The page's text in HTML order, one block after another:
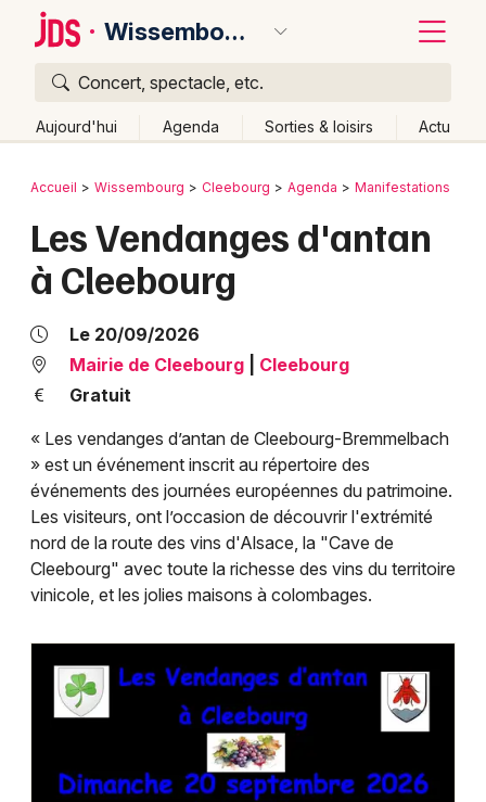
Wissembourg
Concert, spectacle, etc.
Aujourd'hui Agenda Sorties & loisirs Actu
Publier un événement
Grands événements
Activité & Expérience
Foires & salons
Spectacles
Concerts
Soirées
Expos
Bordeaux
Colmar
Lyon
Marseille
Mulhouse
Montpellier
Nantes
Nice
Strasbourg
Toulouse
Retour
Accueil Wissembourg Cleebourg Agenda Manifestations
Les Vendanges d'antan
à Cleebourg
Le 20/09/2026
Mairie de Cleebourg
Cleebourg
Gratuit
« Les vendanges d’antan de Cleebourg-Bremmelbach
» est un événement inscrit au répertoire des
événements des journées européennes du patrimoine.
Les visiteurs, ont l’occasion de découvrir l'extrémité
nord de la route des vins d'Alsace, la "Cave de
Cleebourg" avec toute la richesse des vins du territoire
vinicole, et les jolies maisons à colombages.
Quoi ?
Où ?
Partout
Près de moi Changer de lieu
Quand ?
Aujourd'hui
Demain